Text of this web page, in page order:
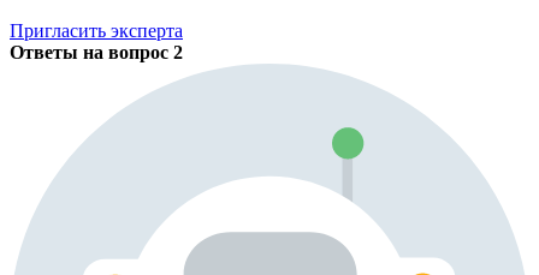
Пригласить эксперта
Ответы на вопрос 2